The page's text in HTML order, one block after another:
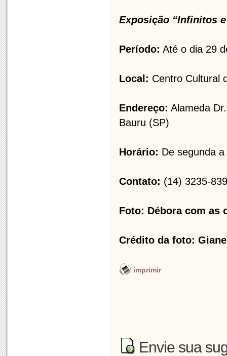
Exposição “Infinitos
Período: Até o dia 29
Local: Centro Cultural
Endereço: Alameda
Bauru (SP)
Horário: De segunda
Contato: (14) 3235-
Foto: Débora com as
Crédito da foto:
imprimir
Envie sua